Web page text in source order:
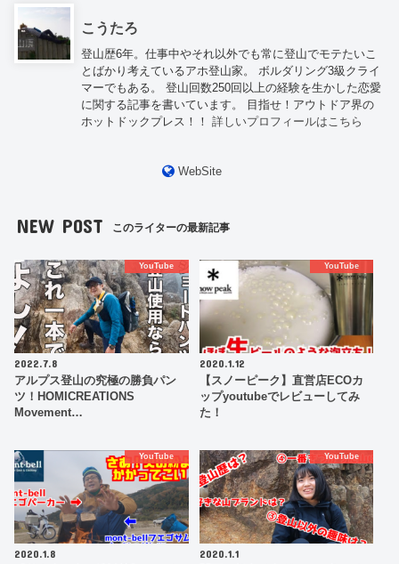
こうたろ
登山歴6年。仕事中やそれ以外でも常に登山でモテたいこ
とばかり考えているアホ登山家。 ボルダリング3級クライ
マーでもある。 登山回数250回以上の経験を生かした恋愛
に関する記事を書いています。 目指せ！アウトドア界の
ホットドックプレス！！詳しいプロフィールはこちら
WebSite
NEW POST このライターの最新記事
YouTube
2022.7.8
アルプス登山の究極の勝負パン
ツ！HOMICREATIONS
Movement…
YouTube
2020.1.12
【スノーピーク】直営店ECOカ
ップyoutubeでレビューしてみ
た！
YouTube
2020.1.8
YouTube
2020.1.1